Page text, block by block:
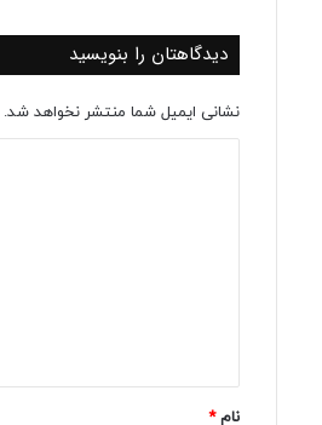
دیدگاهتان را بنویسید
نشانی ایمیل شما منتشر نخواهد شد.
نام*